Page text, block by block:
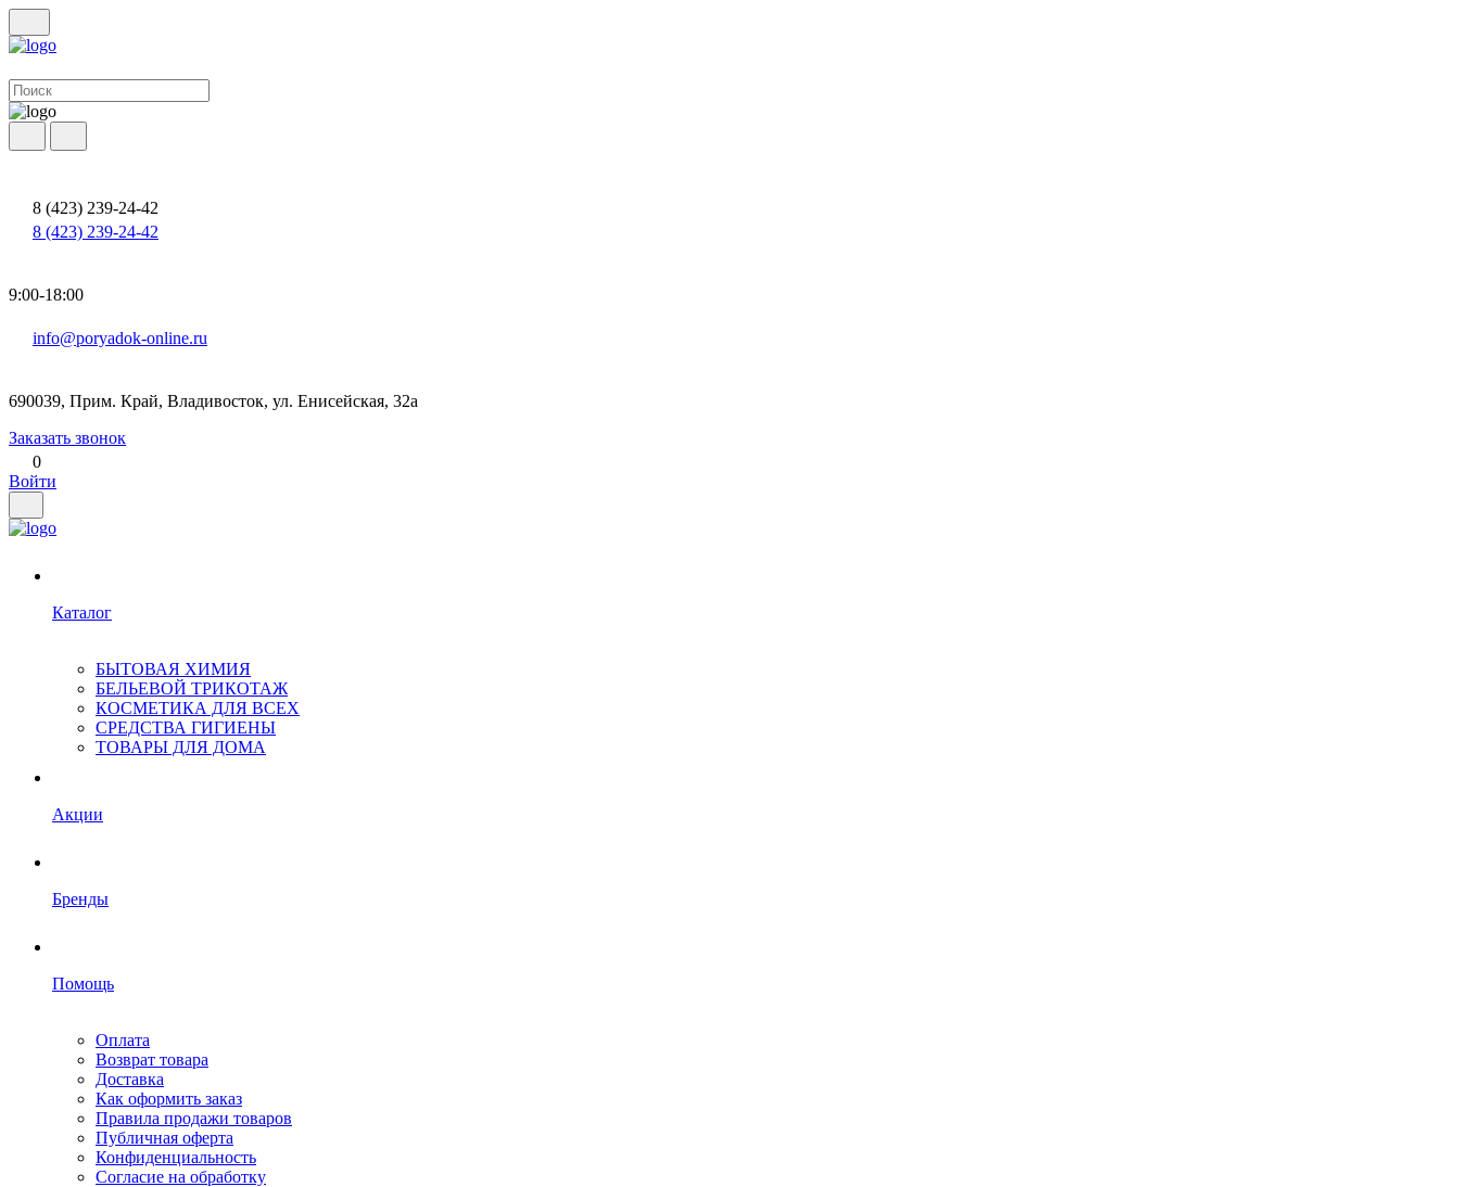
8 (423) 239-24-42
8 (423) 239-24-42
9:00-18:00
info@poryadok-online.ru
690039, Прим. Край, Владивосток, ул. Енисейская, 32а
Заказать звонок
0
Войти
Каталог
БЫТОВАЯ ХИМИЯ
БЕЛЬЕВОЙ ТРИКОТАЖ
КОСМЕТИКА ДЛЯ ВСЕХ
СРЕДСТВА ГИГИЕНЫ
ТОВАРЫ ДЛЯ ДОМА
Акции
Бренды
Помощь
Оплата
Возврат товара
Доставка
Как оформить заказ
Правила продажи товаров
Публичная оферта
Конфиденциальность
Согласие на обработку